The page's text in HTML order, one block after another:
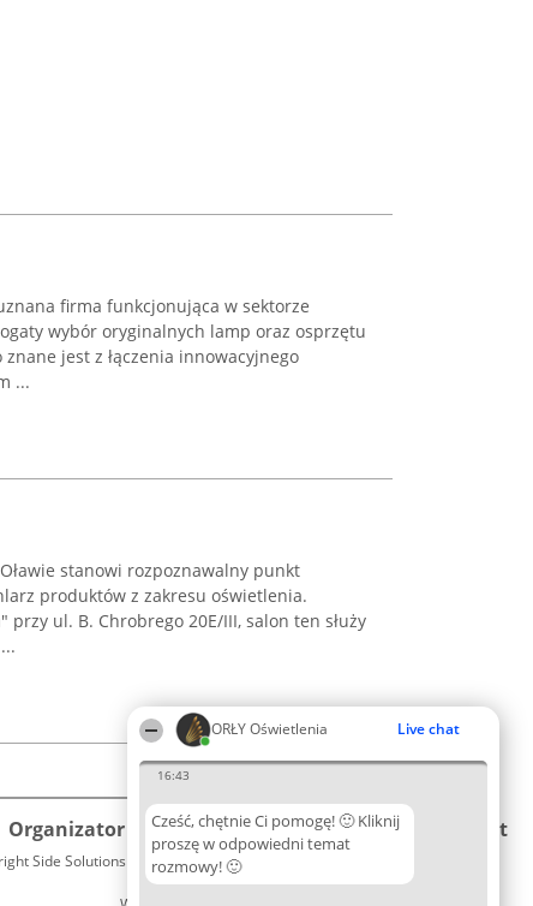
ORŁY Oświetlenia Live chat
16:43
Cześć, chętnie Ci pomogę! 🙂 Kliknij
proszę w odpowiedni temat
rozmowy! 🙂
firma funkcjonująca w sektorze
wybór oryginalnych lamp oraz osprzętu
jest z łączenia innowacyjnego
...
stanowi rozpoznawalny punkt
produktów z zakresu oświetlenia.
przy ul. B. Chrobrego 20E/III, salon ten służy
Organizator plebiscytu
Side Solutions sp. z o. o. sp. k.
ul. Ruska 22
Plebiscyt
Lista
Kontakt